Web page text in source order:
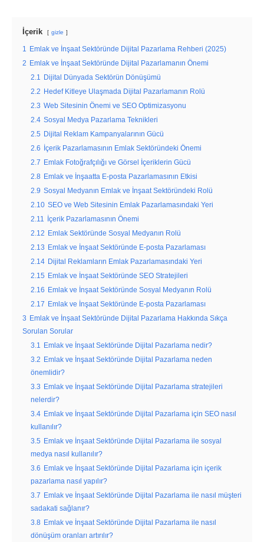
İçerik gizle
1
Emlak ve İnşaat Sektöründe Dijital Pazarlama Rehberi (2025)
2
Emlak ve İnşaat Sektöründe Dijital Pazarlamanın Önemi
2.1
Dijital Dünyada Sektörün Dönüşümü
2.2
Hedef Kitleye Ulaşmada Dijital Pazarlamanın Rolü
2.3 Web Sitesinin Önemi ve SEO Optimizasyonu
2.4 Sosyal Medya Pazarlama Teknikleri
2.5
Dijital Reklam Kampanyalarının Gücü
2.6
İçerik Pazarlamasının Emlak Sektöründeki Önemi
2.7
Emlak Fotoğrafçılığı ve Görsel İçeriklerin Gücü
2.8 Emlak ve İnşaatta E-posta Pazarlamasının Etkisi
2.9 Sosyal Medyanın Emlak ve İnşaat Sektöründeki Rolü
2.10 SEO ve Web Sitesinin Emlak Pazarlamasındaki Yeri
2.11
İçerik Pazarlamasının Önemi
2.12
Emlak Sektöründe Sosyal Medyanın Rolü
2.13
Emlak ve İnşaat Sektöründe E-posta Pazarlaması
2.14 Dijital Reklamların Emlak Pazarlamasındaki Yeri
2.15
Emlak ve İnşaat Sektöründe SEO Stratejileri
2.16
Emlak ve İnşaat Sektöründe Sosyal Medyanın Rolü
2.17
Emlak ve İnşaat Sektöründe E-posta Pazarlaması
3
Emlak ve İnşaat Sektöründe Dijital Pazarlama Hakkında Sıkça
Sorulan Sorular
3.1
Emlak ve İnşaat Sektöründe Dijital Pazarlama nedir?
3.2
Emlak ve İnşaat Sektöründe Dijital Pazarlama neden
önemlidir?
3.3
Emlak ve İnşaat Sektöründe Dijital Pazarlama stratejileri
nelerdir?
3.4 Emlak ve İnşaat Sektöründe Dijital Pazarlama için SEO nasıl
kullanılır?
3.5
Emlak ve İnşaat Sektöründe Dijital Pazarlama ile sosyal
medya nasıl kullanılır?
3.6
Emlak ve İnşaat Sektöründe Dijital Pazarlama için içerik
pazarlama nasıl yapılır?
3.7
Emlak ve İnşaat Sektöründe Dijital Pazarlama ile nasıl müşteri
sadakati sağlanır?
3.8 Emlak ve İnşaat Sektöründe Dijital Pazarlama ile nasıl
dönüşüm oranları artırılır?